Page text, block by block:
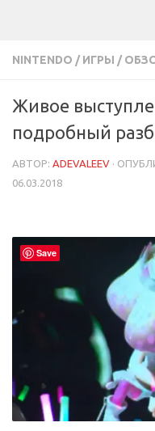
NINTENDO / ИГРЫ /
Живое
подробный
АВТОР: ADEVALEEV ·
06.03.2018
Save